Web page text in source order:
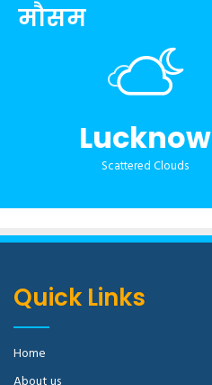
मौसम
Lucknow
Scattered Clouds
Quick Links
Home